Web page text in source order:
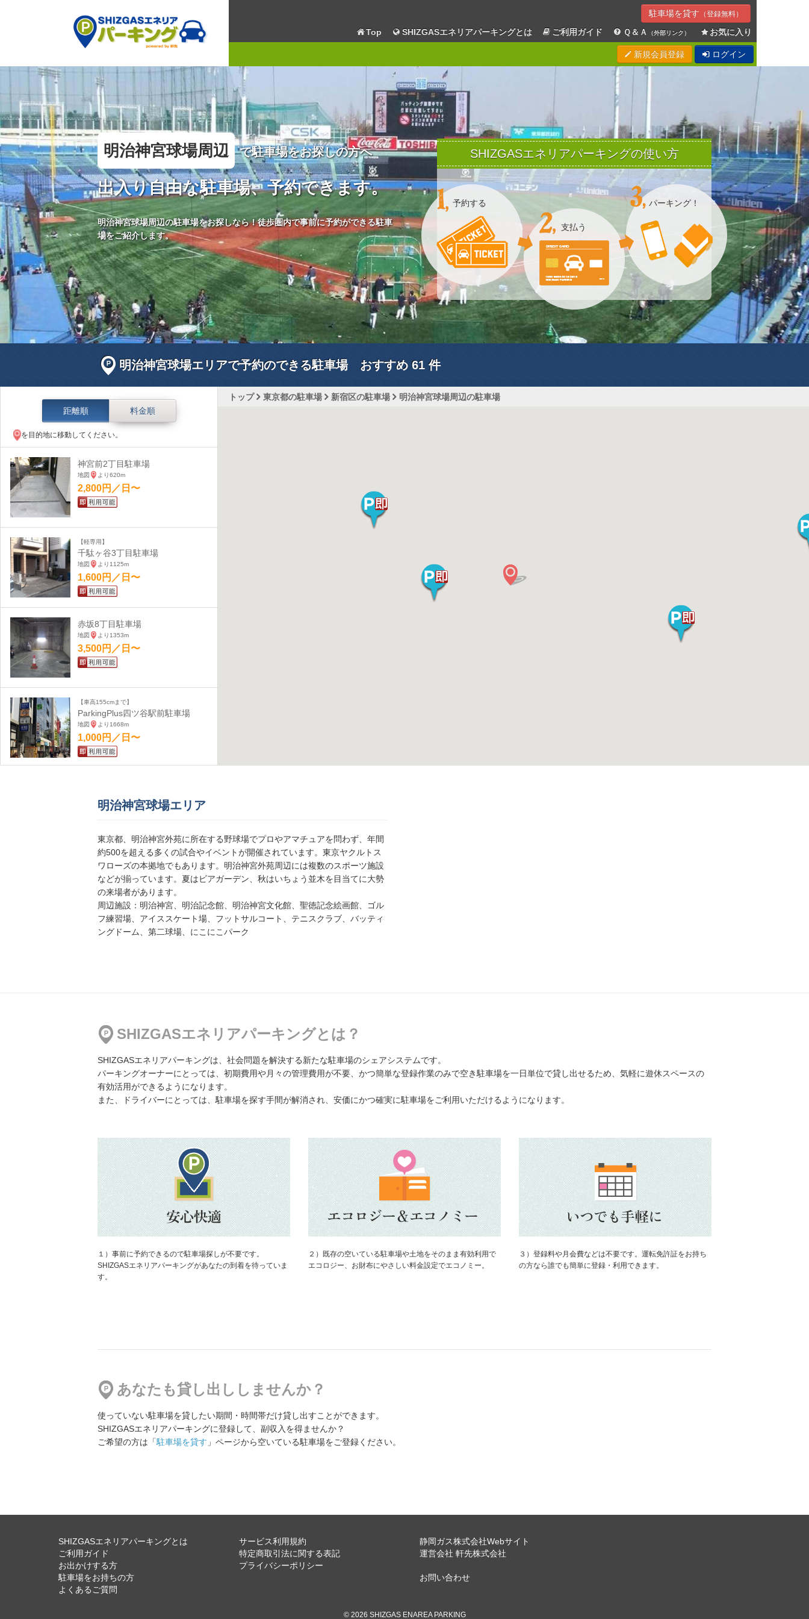
駐車場を貸す （登録無料）
Top SHIZGASエネリアパーキングとは ご利用ガイド Ｑ＆Ａ （外部リンク） お気に入り
新規会員登録 ログイン
明治神宮球場周辺 で駐車場をお探しの方へ
出入り自由な駐車場、予約できます。
明治神宮球場周辺の駐車場をお探しなら！徒歩圏内で事前に予約ができる駐車
場をご紹介します。
SHIZGASエネリアパーキングの使い方
予約する
支払う
パーキング！
明治神宮球場エリアで予約のできる駐車場 おすすめ61 件
トップ 東京都の駐車場 新宿区の駐車場
明治神宮球場周辺の駐車場
距離順
料金順
を目的地に移動してください。
神宮前2丁目駐車場
地図 より620m
2,800円／日〜
【軽専用】
千駄ヶ谷3丁目駐車場
地図 より1125m
1,600円／日〜
赤坂8丁目駐車場
地図 より1353m
3,500円／日〜
【車高155cmまで】
ParkingPlus四ツ谷駅前駐車場
地図 より1668m
1,000円／日〜
3,200円／日〜
【12:00～24:00】
公共新宿パーキング
より2279m
2,100円／日〜
山王グランドビルガレージ
より2341m
【高さ制限あり】
1,800円／日〜
目黒区青葉台1丁目 第2駐車場
【ハイルーフ対応】
飯田橋2丁目 第1駐車場
五本木2丁目駐車場
1,000円／日〜
地図 より4891m
【14時間パック】
明治神宮球場エリア
東京都、明治神宮外苑に所在する野球場でプロやアマチュアを問わず、年間
約500を超える多くの試合やイベントが開催されています。東京ヤクルトス
ワローズの本拠地でもあります。明治神宮外苑周辺には複数のスポーツ施設
などが揃っています。夏はビアガーデン、秋はいちょう並木を目当てに大勢
の来場者があります。
周辺施設：明治神宮、明治記念館、明治神宮文化館、聖徳記念絵画館、ゴル
フ練習場、アイススケート場、フットサルコート、テニスクラブ、バッティ
ングドーム、第二球場、にこにこパーク
SHIZGASエネリアパーキングとは？
SHIZGASエネリアパーキングは、社会問題を解決する新たな駐車場のシェアシステムです。
パーキングオーナーにとっては、初期費用や月々の管理費用が不要、かつ簡単な登録作業のみで空き駐車場を一日単位で貸し出せるため、気軽に遊休スペースの
有効活用ができるようになります。
また、ドライバーにとっては、駐車場を探す手間が解消され、安価にかつ確実に駐車場をご利用いただけるようになります。
１）事前に予約できるので駐車場探しが不要です。
SHIZGASエネリアパーキングがあなたの到着を待っていま
す。
２）既存の空いている駐車場や土地をそのまま有効利用で
エコロジー、お財布にやさしい料金設定でエコノミー。
３）登録料や月会費などは不要です。運転免許証をお持ち
の方なら誰でも簡単に登録・利用できます。
あなたも貸し出ししませんか？
使っていない駐車場を貸したい期間・時間帯だけ貸し出すことができます。
SHIZGASエネリアパーキングに登録して、副収入を得ませんか？
ご希望の方は「駐車場を貸す 」ページから空いている駐車場をご登録ください。
SHIZGASエネリアパーキングとは
ご利用ガイド
お出かけする方
駐車場をお持ちの方
よくあるご質問
サービス利用規約
特定商取引法に関する表記
プライバシーポリシー
静岡ガス株式会社Webサイト
運営会社 軒先株式会社
お問い合わせ
© 2026 SHIZGAS ENAREA PARKING